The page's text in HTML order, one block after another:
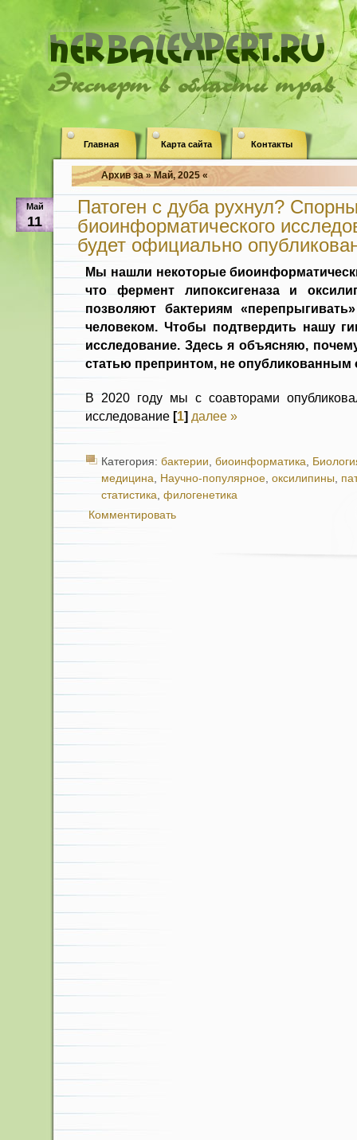
Эксперт в области трав
Главная Карта сайта Контакты
Архив за » Май, 2025 «
Май
11
Патоген с дуба рухнул?
биоинформатического
будет официально
Мы нашли некоторые
что фермент липоксигеназа и
позволяют бактериям
человеком. Чтобы подтвердить нашу
исследование. Здесь я объясняю,
статью препринтом, не
В 2020 году мы с соавторами
исследование [1] далее »
Категория: бактерии, биоинформатика,
медицина, Научно-популярное, оксилипины,
статистика, филогенетика
Комментировать